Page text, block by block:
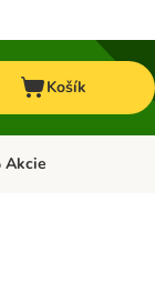
Košík
menu: + VET diéta
Akcie